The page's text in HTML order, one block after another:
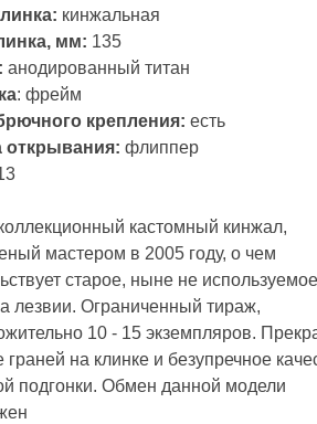
кинжальная
мм: 135
анодированный титан
: фрейм
крепления: есть
открывания: флиппер
кастомный кинжал,
мастером в 2005 году, о чем
старое, ныне не используемое
лезвии. Ограниченный тираж,
10 - 15 экземпляров.
граней на клинке и безупречное
подгонки. Обмен данной модели